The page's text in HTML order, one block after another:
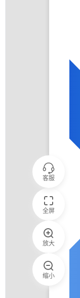
客服
全屏
放大
缩小